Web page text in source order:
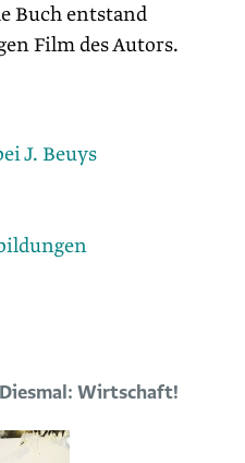
Buch entstand
Film des Autors.
J. Beuys
Wirtschaft!